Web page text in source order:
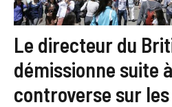
Le directeur du
démissionne suite
controverse sur